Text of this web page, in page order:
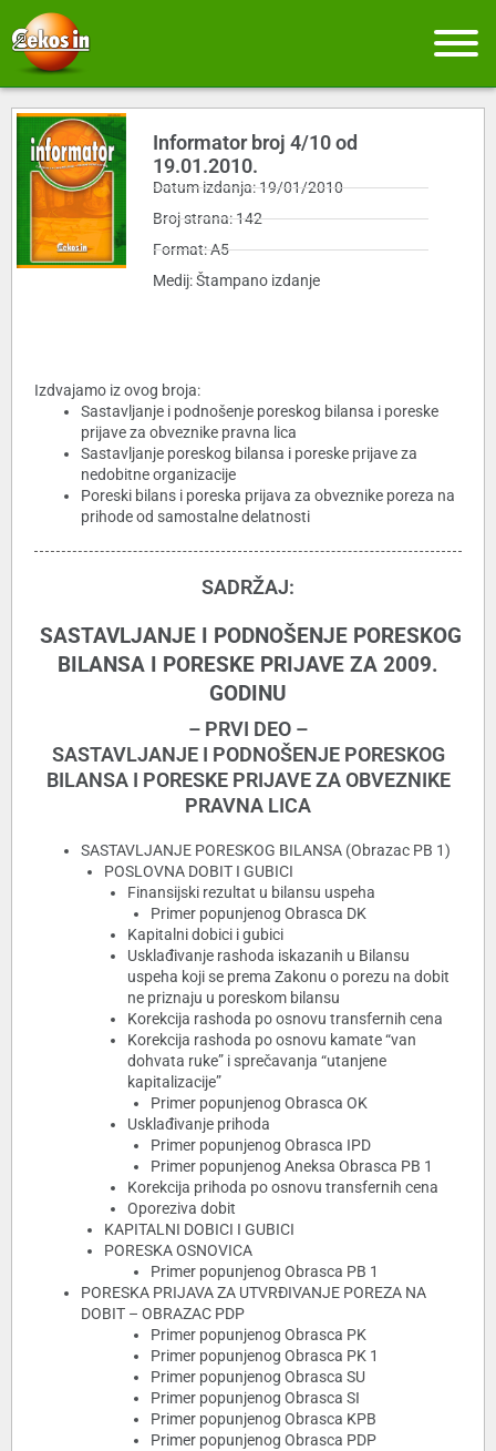
Informator broj 4/10 od
19.01.2010.
Datum izdanja: 19/01/2010
Broj strana: 142
Format: A5
Medij: Štampano izdanje
Izdvajamo iz ovog broja:
Sastavljanje i podnošenje poreskog bilansa i poreske
prijave za obveznike pravna lica
Sastavljanje poreskog bilansa i poreske prijave za
nedobitne organizacije
Poreski bilans i poreska prijava za obveznike poreza na
prihode od samostalne delatnosti
SADRŽAJ:
SASTAVLJANJE I PODNOŠENJE PORESKOG
BILANSA I PORESKE PRIJAVE ZA 2009.
GODINU
– PRVI DEO –
SASTAVLJANJE I PODNOŠENJE PORESKOG
BILANSA I PORESKE PRIJAVE ZA OBVEZNIKE
PRAVNA LICA
SASTAVLJANJE PORESKOG BILANSA (Obrazac PB 1)
POSLOVNA DOBIT I GUBICI
Finansijski rezultat u bilansu uspeha
Primer popunjenog Obrasca DK
Kapitalni dobici i gubici
Usklađivanje rashoda iskazanih u Bilansu
uspeha koji se prema Zakonu o porezu na dobit
ne priznaju u poreskom bilansu
Korekcija rashoda po osnovu transfernih cena
Korekcija rashoda po osnovu kamate “van
dohvata ruke” i sprečavanja “utanjene
kapitalizacije”
Primer popunjenog Obrasca OK
Usklađivanje prihoda
Primer popunjenog Obrasca IPD
Primer popunjenog Aneksa Obrasca PB 1
Korekcija prihoda po osnovu transfernih cena
Oporeziva dobit
KAPITALNI DOBICI I GUBICI
PORESKA OSNOVICA
Primer popunjenog Obrasca PB 1
PORESKA PRIJAVA ZA UTVRĐIVANJE POREZA NA
DOBIT – OBRAZAC PDP
Primer popunjenog Obrasca PK
Primer popunjenog Obrasca PK 1
Primer popunjenog Obrasca SU
Primer popunjenog Obrasca SI
Primer popunjenog Obrasca KPB
Primer popunjenog Obrasca PDP